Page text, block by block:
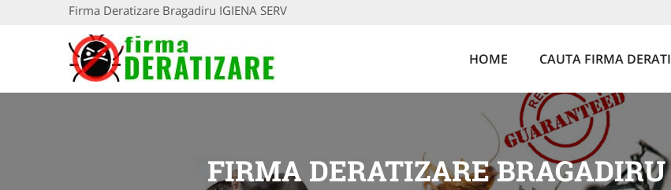
Firma Deratizare Bragadiru IGIENA SERV
HOME CAUTA FIRMA
FIRMA DERATIZARE